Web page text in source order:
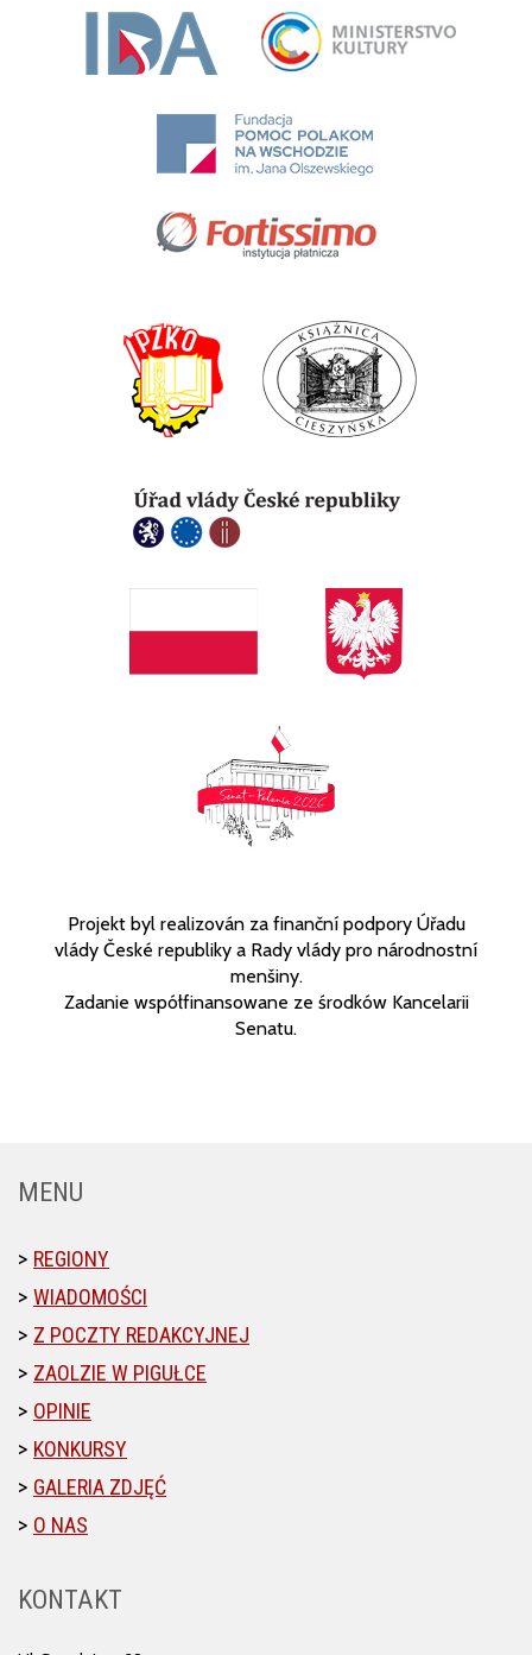
Projekt byl realizován za finanční podpory Úřadu
vlády České republiky a Rady vlády pro národnostní
menšiny.
Zadanie współfinansowane ze środków Kancelarii
Senatu.
MENU
REGIONY
WIADOMOŚCI
Z POCZTY REDAKCYJNEJ
ZAOLZIE W PIGUŁCE
OPINIE
KONKURSY
GALERIA ZDJĘĆ
O NAS
KONTAKT